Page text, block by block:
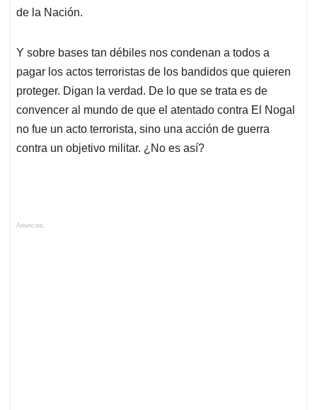
de la Nación.
Y sobre bases tan débiles nos condenan a todos a
pagar los actos terroristas de los bandidos que quieren
proteger. Digan la verdad. De lo que se trata es de
convencer al mundo de que el atentado contra El Nogal
no fue un acto terrorista, sino una acción de guerra
contra un objetivo militar. ¿No es así?
Anuncios.